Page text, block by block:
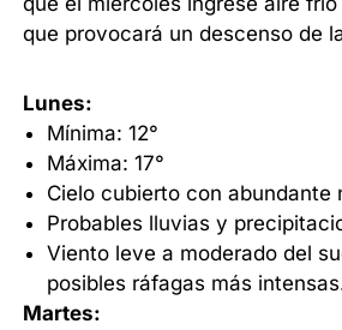
que provocará un descenso de
Lunes:
Mínima: 12°
Máxima: 17°
Cielo cubierto con abundante
Probables lluvias y
Viento leve a moderado del
posibles ráfagas más
Martes: